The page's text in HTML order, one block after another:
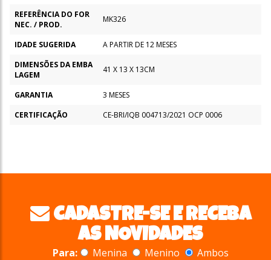
REFERÊNCIA DO FOR
NEC. / PROD.
MK326
IDADE SUGERIDA
A PARTIR DE 12 MESES
DIMENSÕES DA EMBA
LAGEM
41 X 13 X 13CM
GARANTIA
3 MESES
CERTIFICAÇÃO
CE-BRI/IQB 004713/2021 OCP 0006
CADASTRE-SE E RECEBA
AS NOVIDADES
Para: Menina Menino Ambos